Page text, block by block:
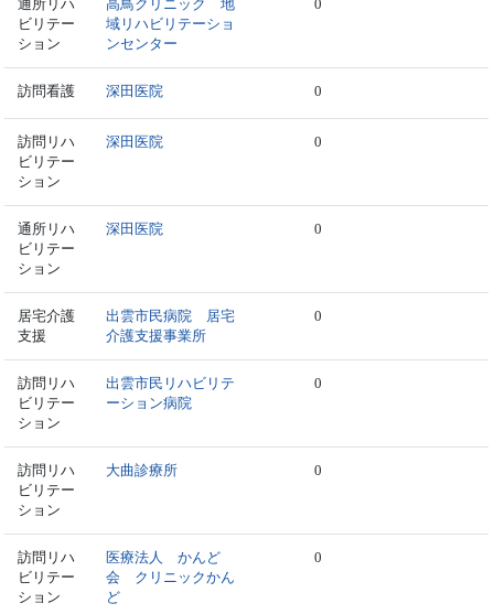
通所リハ
ビリテー
ション
高鳥クリニック 地
域リハビリテーショ
ンセンター
0
訪問看護 深田医院 0
訪問リハ
ビリテー
ション
深田医院 0
通所リハ
ビリテー
ション
深田医院 0
居宅介護
支援
出雲市民病院 居宅
介護支援事業所
0
訪問リハ
ビリテー
ション
出雲市民リハビリテ
ーション病院
0
訪問リハ
ビリテー
ション
大曲診療所 0
訪問リハ
ビリテー
ション
医療法人 かんど
会 クリニックかん
ど
0